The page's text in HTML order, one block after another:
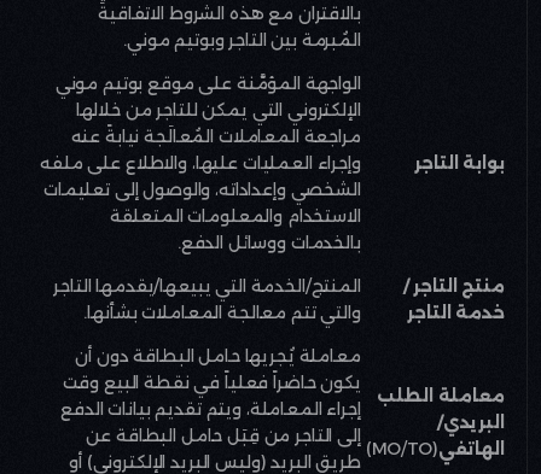
بالاقتران مع هذه الشروط الاتفاقيةَ
المُبرمة بين التاجر وبوتيم موني.
بوابة التاجر
الواجهة المؤمَّنة على موقع بوتيم موني
الإلكتروني التي يمكن للتاجر من خلالها
مراجعة المعاملات المُعالَجة نيابةً عنه
وإجراء العمليات عليها، والاطلاع على ملفه
الشخصي وإعداداته، والوصول إلى تعليمات
الاستخدام والمعلومات المتعلقة
بالخدمات ووسائل الدفع.
منتج التاجر /
خدمة التاجر
المنتج/الخدمة التي يبيعها/يقدمها التاجر
والتي تتم معالجة المعاملات بشأنها.
معاملة الطلب
البريدي/
الهاتفي(MO/TO)
معاملة يُجريها حامل البطاقة دون أن
يكون حاضراً فعلياً في نقطة البيع وقت
إجراء المعاملة، ويتم تقديم بيانات الدفع
إلى التاجر من قِبَل حامل البطاقة عن
طريق البريد (وليس البريد الإلكتروني) أو